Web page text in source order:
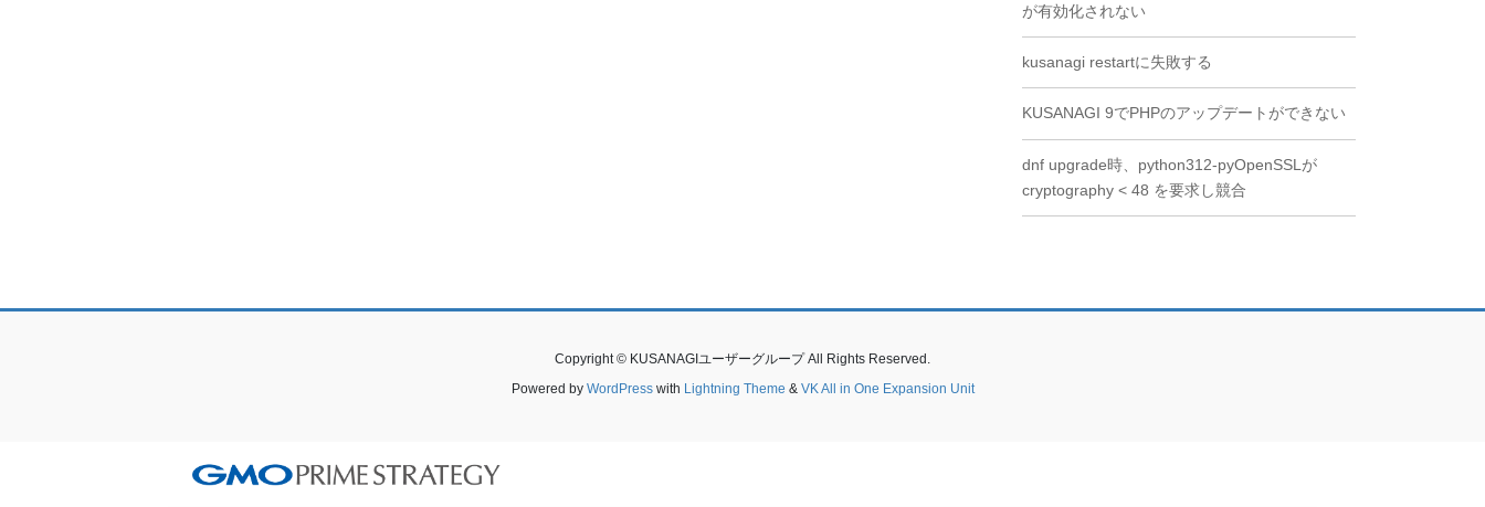
が有効化されない
kusanagi restartに失敗する
KUSANAGI 9でPHPのアップデートができない
dnf upgrade時、python312-pyOpenSSLが
cryptography < 48 を要求し競合
Copyright © KUSANAGIユーザーグループ All Rights Reserved.
Powered by WordPresswith Lightning Theme & VK All in One Expansion Unit